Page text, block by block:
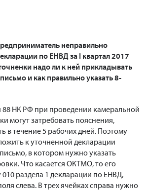
неправильно
по ЕНВД за I квартал 2017
надо ли к ней прикладывать
и как правильно указать 8-
88 НК РФ при проведении камеральной
могут затребовать пояснения,
в течение 5 рабочих дней. Поэтому
к уточненной декларации
в котором нужно указать
Что касается ОКТМО, то его
раздела 1 декларации по ЕНВД,
слева. В трех ячейках справа нужно